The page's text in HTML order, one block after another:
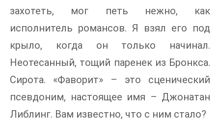
захотеть, мог петь нежно, как
исполнитель романсов. Я взял его под
крыло, когда он только начинал.
Неотесанный, тощий паренек из Бронкса.
Сирота. «Фаворит» – это сценический
псевдоним, настоящее имя – Джонатан
Либлинг. Вам известно, что с ним стало?